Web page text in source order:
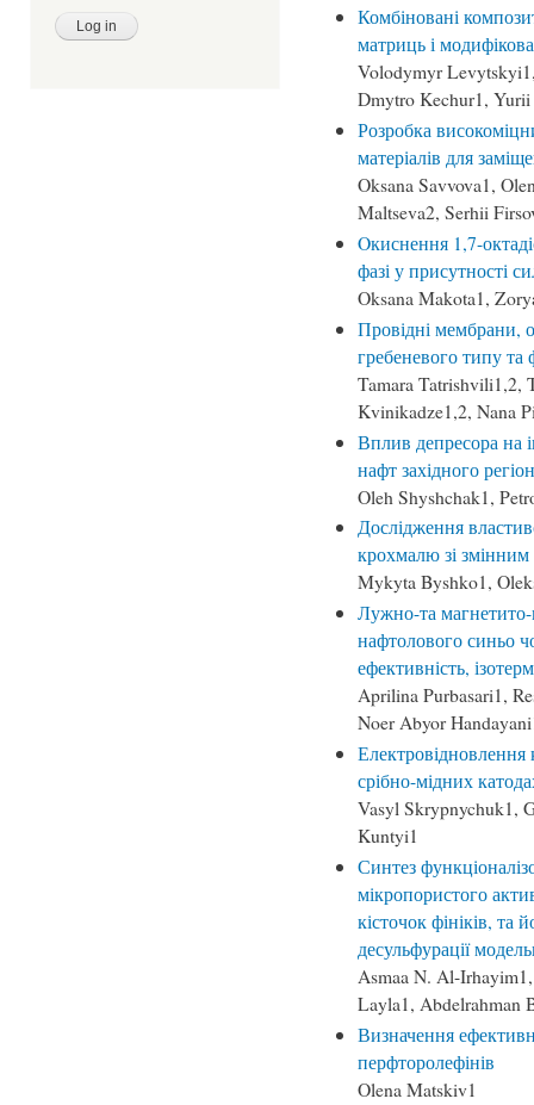
Комбіновані
матриць і
Volodymyr
Dmytro Kechur1,
Розробка
матеріалів для
Oksana Savvova1,
Maltseva2, Serhii
Oкиснення 1,7-
фазі у присутності
Oksana Makota1,
Провідні мембрани,
гребеневого типу та
Tamara
Kvinikadze1,2, Nana
Вплив депресора на
нафт західного
Oleh Shyshchak1,
Дослідження
крохмалю зі
Mykyta Byshko1,
Лужно-та магнетито-
нафтолового синьо
ефективність,
Aprilina Purbasari1,
Noer Abyor
срібно-мідних
Vasyl Skrypnychuk1,
Kuntyi1
Синтез
мікропористого
кісточок фініків, та
десульфурації
Asmaa N. Al-
Layla1, Abdelrahman
Визначення
перфторолефінів
Olena Matskiv1